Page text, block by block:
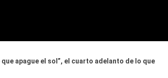
apague el sol”, el cuarto adelanto de lo que